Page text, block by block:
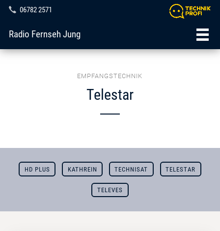
06782 2571
Radio Fernseh Jung
EMPFANGSTECHNIK
Telestar
HD PLUS KATHREIN TECHNISAT TELESTAR
TELEVES